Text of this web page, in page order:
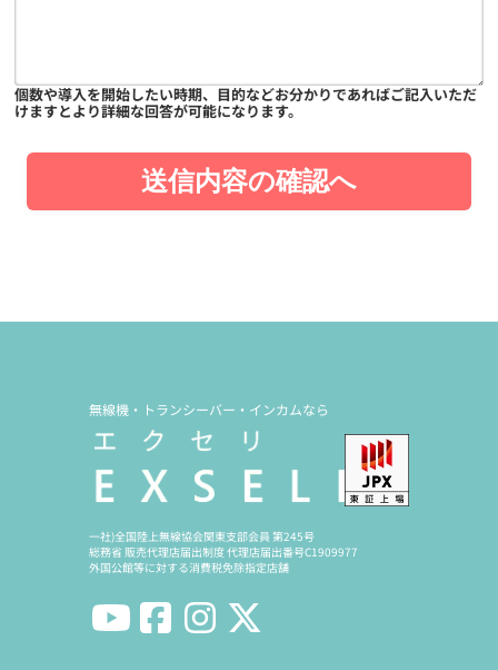
個数や導入を開始したい時期、目的などお分かりであればご記入いただ
けますとより詳細な回答が可能になります。
送信内容の確認へ
無線機・トランシーバー・インカムなら
一社)全国陸上無線協会関東支部会員 第245号
総務省 販売代理店届出制度 代理店届出番号C1909977
外国公館等に対する消費税免除指定店舗